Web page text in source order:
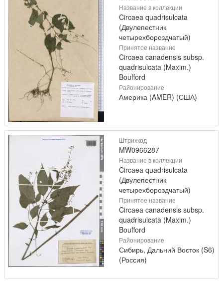
Название в коллекции
Circaea quadrisulcata
(Двулепестник
четырехбороздчатый)
Принятое название
Circaea canadensis subsp.
quadrisulcata (Maxim.)
Boufford
Районирование
Америка (AMER) (США)
Штрихкод
MW0966287
Название в коллекции
Circaea quadrisulcata
(Двулепестник
четырехбороздчатый)
Принятое название
Circaea canadensis subsp.
quadrisulcata (Maxim.)
Boufford
Районирование
Сибирь, Дальний Восток (S6)
(Россия)